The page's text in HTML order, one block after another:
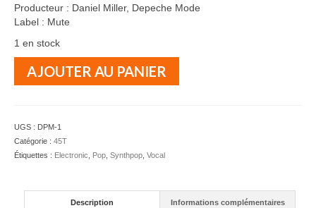
Producteur : Daniel Miller, Depeche Mode
Label : Mute
1 en stock
Are
People
45T
AJOUTER AU PANIER
UGS : DPM-1
Catégorie : 45T
Étiquettes : Electronic Pop Synthpop Vocal
Description Informations complémentaires